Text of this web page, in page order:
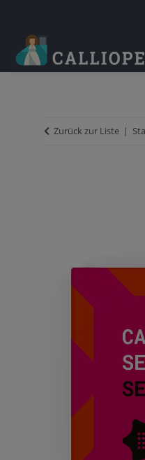
Zurück zur Liste